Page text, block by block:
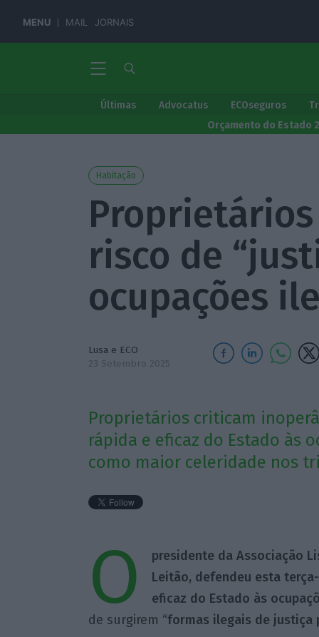
MENU MAIL JORNAIS
Últimas Advocatus ECOseguros
Orçamento do Estado
Habitação
risco de
ocupações
Lusa e ECO
23 Setembro 2025
Proprietários criticam
rápida e eficaz do Estado às
como maior celeridade nos
O
presidente da Associação
Leitão, defendeu esta
eficaz do Estado às
de surgirem “formas ilegais de justiça